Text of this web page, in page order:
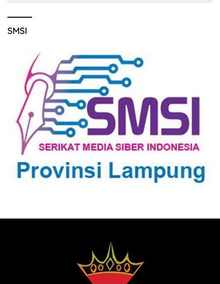
SMSI